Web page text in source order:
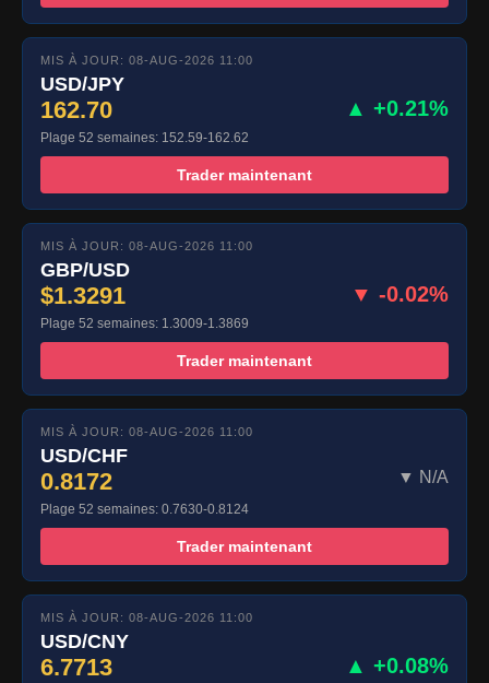
MIS À JOUR: 08-AUG-2026 11:00
USD/JPY
162.70 ▲ +0.21%
Plage 52 semaines: 152.59-162.62
Trader maintenant
MIS À JOUR: 08-AUG-2026 11:00
GBP/USD
$1.3291 ▼ -0.02%
Plage 52 semaines: 1.3009-1.3869
Trader maintenant
MIS À JOUR: 08-AUG-2026 11:00
USD/CHF
0.8172 ▼ N/A
Plage 52 semaines: 0.7630-0.8124
Trader maintenant
MIS À JOUR: 08-AUG-2026 11:00
USD/CNY
6.7713 ▲ +0.08%